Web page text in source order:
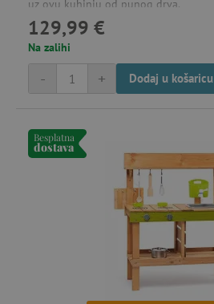
uz ovu kuhinju od punog drva.
129,99 €
Na zalihi
+
- Dodaj u košaricu
Besplatna
dostava